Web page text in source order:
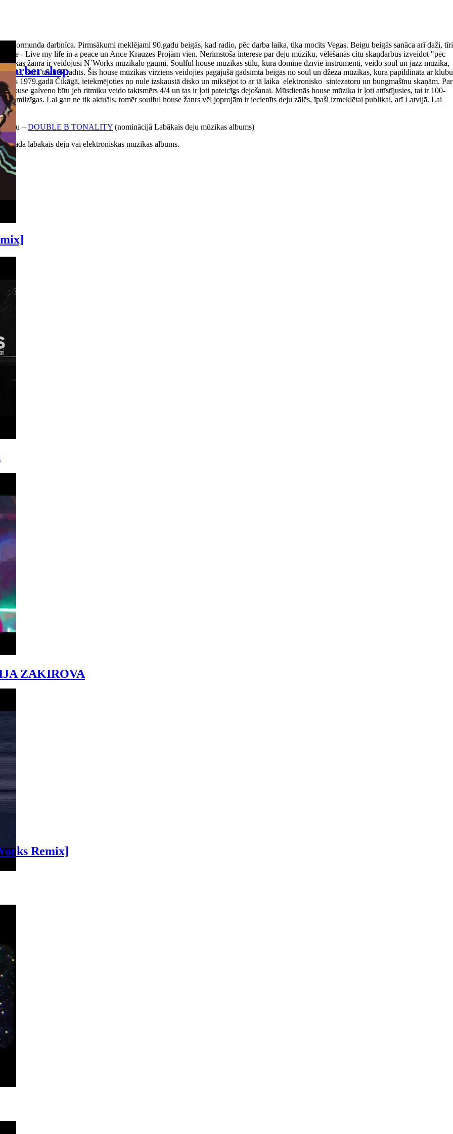
ZAKIROVA
Remix]
shop
Normunda darbnīca. Pirmsākumi meklējami 90.gadu beigās, kad radio, pēc darba laika, tika mocīts Vegas. Beigu beigās sanāca arī daži, tīri
- Live my life in a peace un Ance Krauzes Projām vien. Nerimstoša interese par deju mūziku, vēlēšanās citu skaņdarbus izveidot "pēc
žanrā ir veidojusi N`Works muzikālo gaumi. Soulful house mūzikas stilu, kurā dominē dzīvie instrumenti, veido soul un jazz mūzika,
kurā tas tiek radīts. Šis house mūzikas virziens veidojies pagājušā gadsimta beigās no soul un džeza mūzikas, kura papildināta ar klubu
1979.gadā Čikāgā, ietekmējoties no nule izskaustā disko un miksējot to ar tā laika elektronisko sintezatoru un bungmašīnu skaņām. Par
House galveno bītu jeb ritmiku veido taktsmērs 4/4 un tas ir ļoti pateicīgs dejošanai. Mūsdienās house mūzika ir ļoti attīstījusies, tai ir 100-
ir milzīgas. Lai gan ne tik aktuāls, tomēr soulful house žanrs vēl joprojām ir iecienīts deju zālēs, īpaši izmeklētai publikai, arī Latvijā. Lai
– DOUBLE B TONALITY (nominācijā Labākais deju mūzikas albums)
labākais deju vai elektroniskās mūzikas albums.